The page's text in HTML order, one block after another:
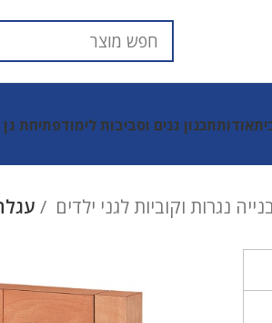
אודותתכנון גנים וסביבות לימודפתיחת
נגרות וקוביות לגני ילדים